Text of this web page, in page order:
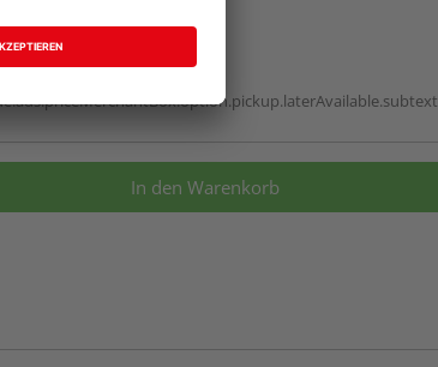
Händler abholen
In den Warenkorb